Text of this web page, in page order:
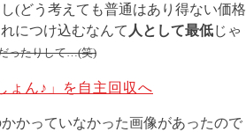
(どう考えても普通はあり得ない価格
につけ込むなんて 人として最低じゃ
ったりして…(笑)
ょん♪」を自主回収へ
かっていなかった画像があったので